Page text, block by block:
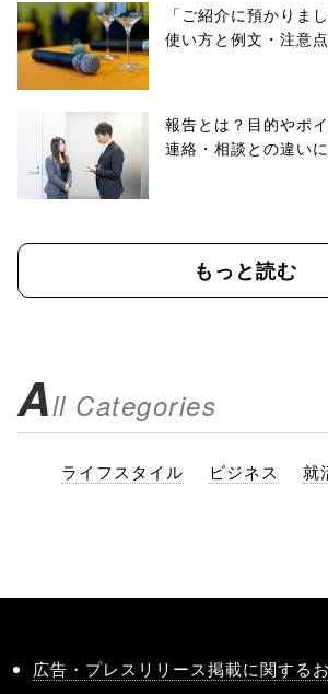
「ご紹介に預かりま
使い方と例文・注意
報告とは？目的やポ
連絡・相談との違い
もっと読む
All Categories
ライフスタイル ビジネス 就
広告・プレスリリース掲載に関する